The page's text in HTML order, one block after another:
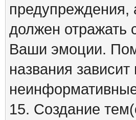
предупреждения,
должен отражать
Ваши эмоции.
названия
15. Создание